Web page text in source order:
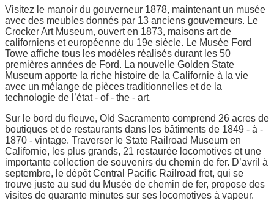
Visitez le manoir du gouverneur 1878, maintenant un musée
avec des meubles donnés par 13 anciens gouverneurs. Le
Crocker Art Museum, ouvert en 1873, maisons art de
californiens et européenne du 19e siècle. Le Musée Ford
Towe affiche tous les modèles réalisés durant les 50
premières années de Ford. La nouvelle Golden State
Museum apporte la riche histoire de la Californie à la vie
avec un mélange de pièces traditionnelles et de la
technologie de l’état - of - the - art.
Sur le bord du fleuve, Old Sacramento comprend 26 acres de
boutiques et de restaurants dans les bâtiments de 1849 - à -
1870 - vintage. Traverser le State Railroad Museum en
Californie, les plus grands, 21 restaurée locomotives et une
importante collection de souvenirs du chemin de fer. D’avril à
septembre, le dépôt Central Pacific Railroad fret, qui se
trouve juste au sud du Musée de chemin de fer, propose des
visites de quarante minutes sur ses locomotives à vapeur.